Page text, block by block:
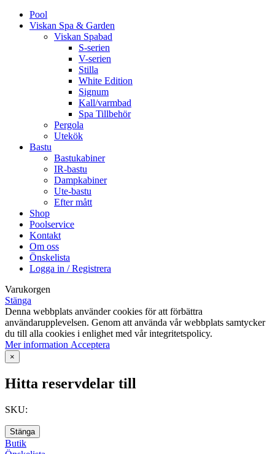
Pool
Viskan Spa & Garden
Viskan Spabad
S-serien
V-serien
Stilla
White Edition
Signum
Kall/varmbad
Spa Tillbehör
Pergola
Utekök
Bastu
Bastukabiner
IR-bastu
Dampkabiner
Ute-bastu
Efter mått
Shop
Poolservice
Kontakt
Om oss
Önskelista
Logga in / Registrera
Varukorgen
Stänga
Denna webbplats använder cookies för att förbättra
användarupplevelsen. Genom att använda vår webbplats samtycker
du till alla cookies i enlighet med vår integritetspolicy.
Mer information Mer
Acceptera
×
Hitta reservdelar till
SKU:
Stänga
Butik